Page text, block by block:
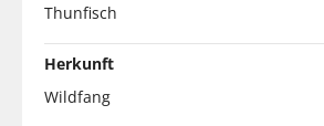
Thunfisch
Herkunft
Wildfang